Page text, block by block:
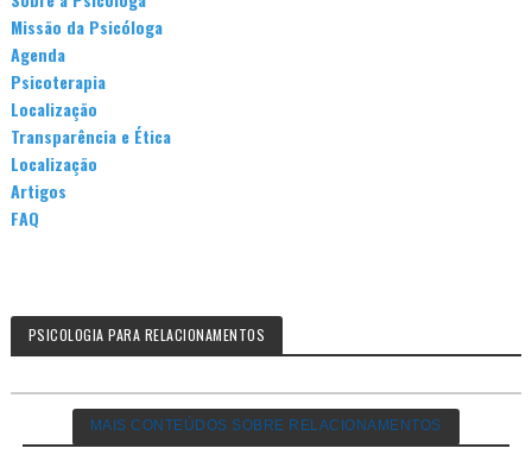
Missão da Psicóloga
Agenda
Psicoterapia
Localização
Transparência e Ética
Localização
Artigos
FAQ
PSICOLOGIA PARA RELACIONAMENTOS
MAIS CONTEÚDOS SOBRE RELACIONAMENTOS